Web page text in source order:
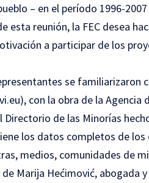
– en el período 1996-
esta reunión, la FEC desea
a participar de los
se familiarizaron
), con la obra de la Agencia
Directorio de las Minorías
los datos completos de
medios, comunidades de
Marija Hećimović, abogada